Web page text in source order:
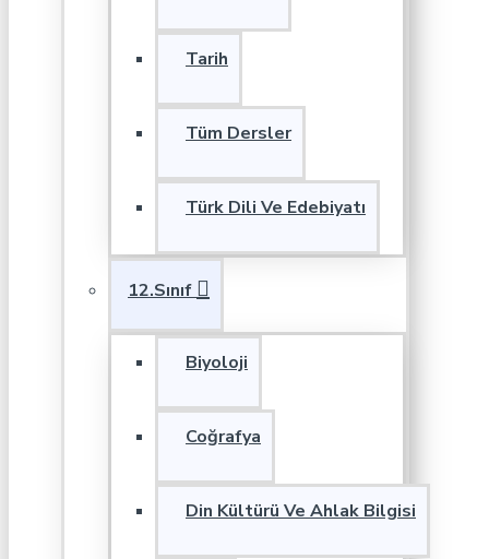
Tarih
Tüm Dersler
Türk Dili Ve Edebiyatı
12.Sınıf
Biyoloji
Coğrafya
Din Kültürü Ve Ahlak Bilgisi